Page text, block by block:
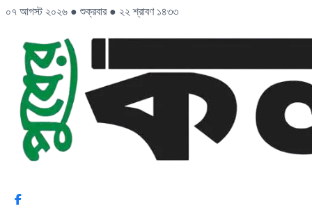
০৭ আগস্ট ২০২৬ ● শুক্রবার ● ২২ শ্রাবণ ১৪৩৩